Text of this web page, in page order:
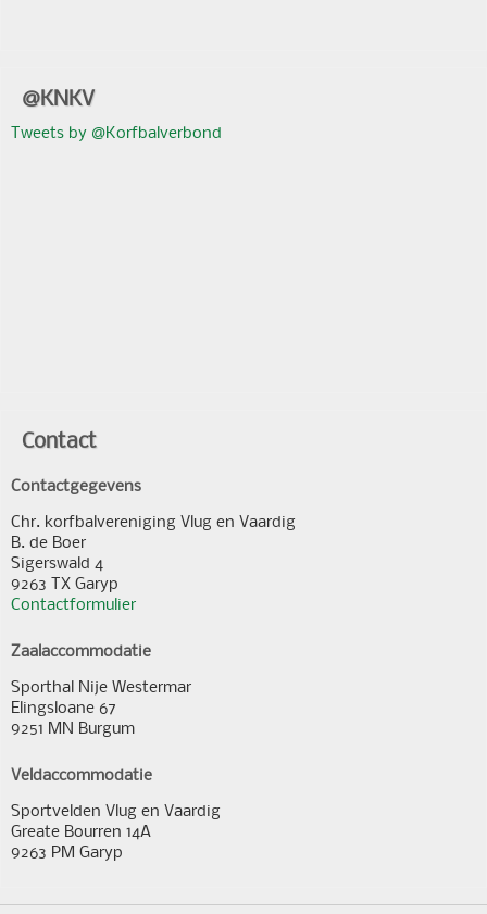
@KNKV
Tweets by @Korfbalverbond
Contact
Contactgegevens
Chr. korfbalvereniging Vlug en Vaardig
B. de Boer
Sigerswald 4
9263 TX Garyp
Contactformulier
Zaalaccommodatie
Sporthal Nije Westermar
Elingsloane 67
9251 MN Burgum
Veldaccommodatie
Sportvelden Vlug en Vaardig
Greate Bourren 14A
9263 PM Garyp